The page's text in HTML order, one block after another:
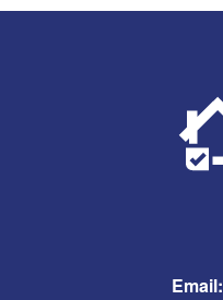
Email: